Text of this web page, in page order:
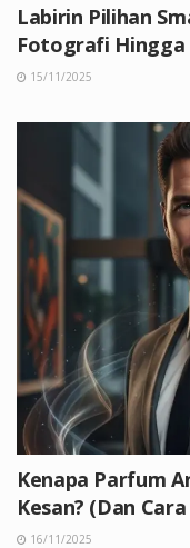
Labirin Pilihan
Fotografi Hingga
15/11/2025
Kenapa Parfum
Kesan? (Dan
16/11/2025